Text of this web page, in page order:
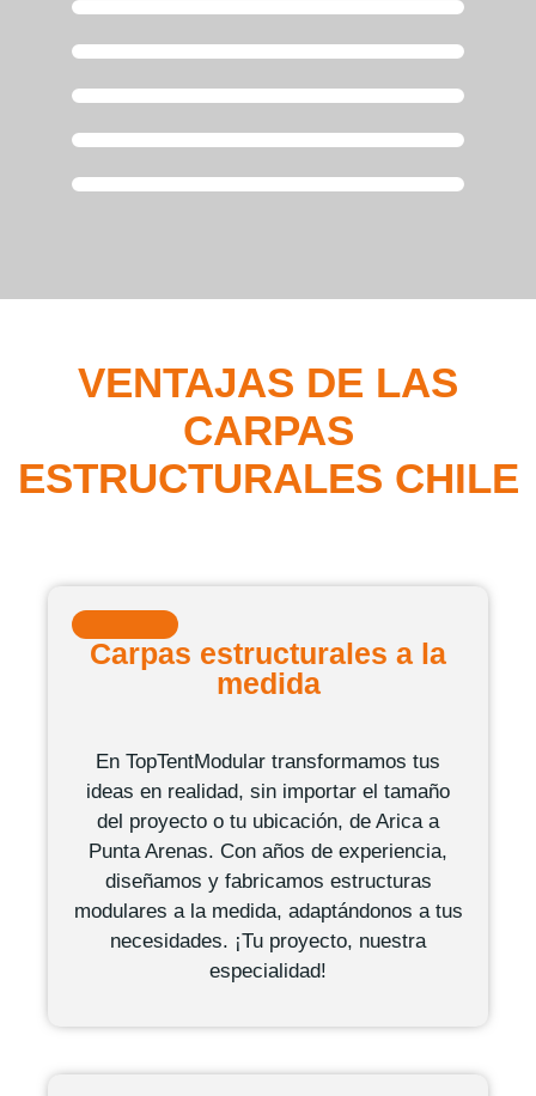
VENTAJAS DE LAS
CARPAS
ESTRUCTURALES CHILE
Carpas estructurales a la
medida
En TopTentModular transformamos tus
ideas en realidad, sin importar el tamaño
del proyecto o tu ubicación, de Arica a
Punta Arenas. Con años de experiencia,
diseñamos y fabricamos estructuras
modulares a la medida, adaptándonos a tus
necesidades. ¡Tu proyecto, nuestra
especialidad!